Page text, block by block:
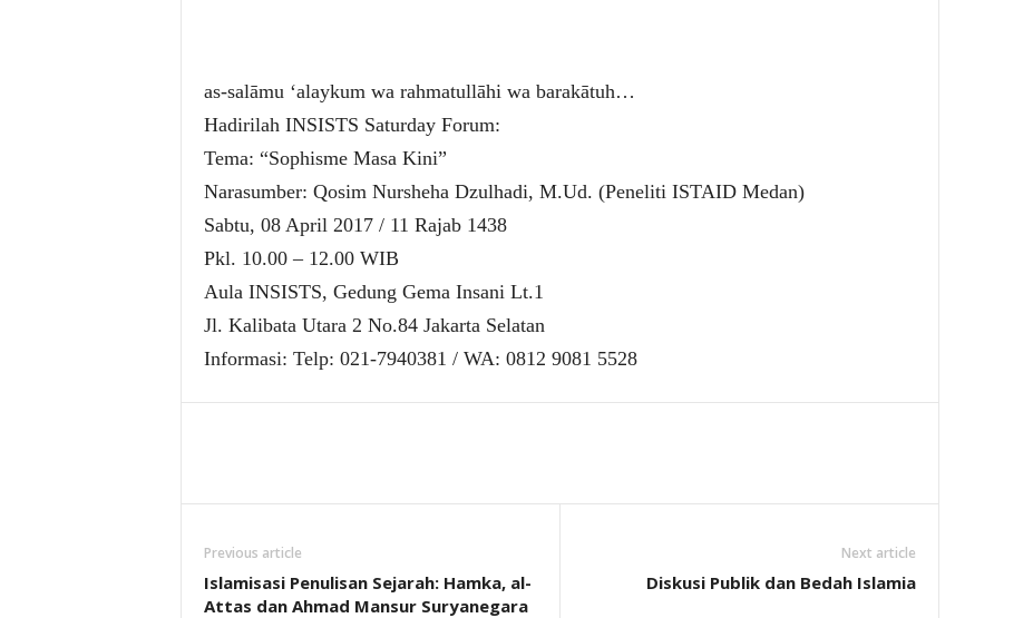
as-salāmu ‘alaykum wa rahmatullāhi wa barakātuh…
Hadirilah INSISTS Saturday Forum:
Tema: “Sophisme Masa Kini”
Narasumber: Qosim Nursheha Dzulhadi, M.Ud. (Peneliti ISTAID Medan)
Sabtu, 08 April 2017 / 11 Rajab 1438
Pkl. 10.00 – 12.00 WIB
Aula INSISTS, Gedung Gema Insani Lt.1
Jl. Kalibata Utara 2 No.84 Jakarta Selatan
Informasi: Telp: 021-7940381 / WA: 0812 9081 5528
Previous article
Islamisasi Penulisan Sejarah: Hamka, al-
Attas dan Ahmad Mansur Suryanegara
Next article
Diskusi Publik dan Bedah Islamia